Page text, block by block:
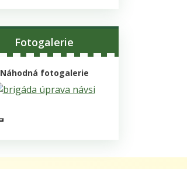
Fotogalerie
Náhodná fotogalerie